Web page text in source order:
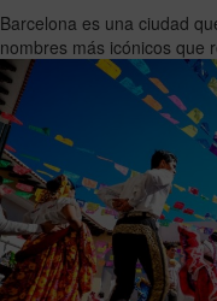
Barcelona es una ciudad
nombres más icónicos que